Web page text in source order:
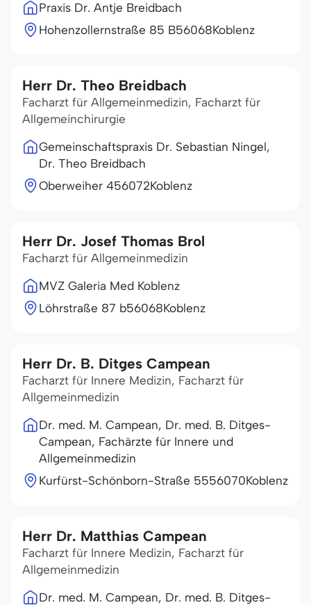
Praxis Dr. Antje Breidbach
Hohenzollernstraße 85 B56068Koblenz
Herr Dr. Theo Breidbach
Facharzt für Allgemeinmedizin, Facharzt für
Allgemeinchirurgie
Gemeinschaftspraxis Dr. Sebastian Ningel,
Dr. Theo Breidbach
Oberweiher 456072Koblenz
Herr Dr. Josef Thomas Brol
Facharzt für Allgemeinmedizin
MVZ Galeria Med Koblenz
Löhrstraße 87 b56068Koblenz
Herr Dr. B. Ditges Campean
Facharzt für Innere Medizin, Facharzt für
Allgemeinmedizin
Dr. med. M. Campean, Dr. med. B. Ditges-
Campean, Fachärzte für Innere und
Allgemeinmedizin
Kurfürst-Schönborn-Straße 5556070Koblenz
Herr Dr. Matthias Campean
Facharzt für Innere Medizin, Facharzt für
Allgemeinmedizin
Dr. med. M. Campean, Dr. med. B. Ditges-